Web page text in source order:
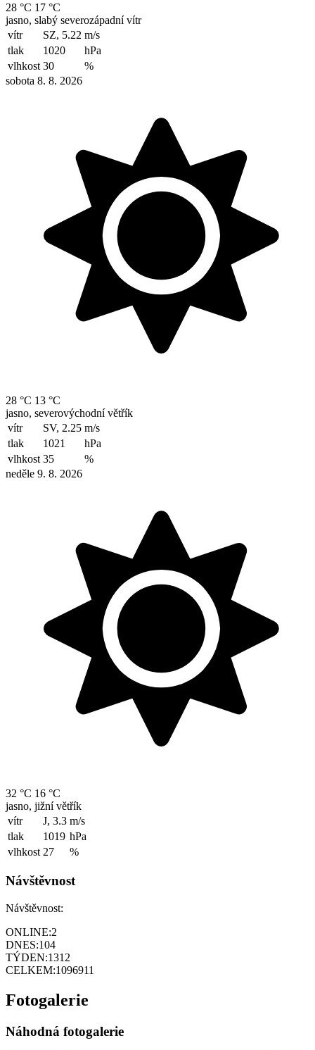
28 °C 17 °C
jasno, slabý severozápadní vítr
vítr
SZ, 5.22 m/s
tlak
1020
hPa
vlhkost 30
%
sobota 8. 8. 2026
28 °C 13 °C
jasno, severovýchodní větřík
vítr
SV, 2.25 m/s
tlak
1021
hPa
vlhkost 35
%
neděle 9. 8. 2026
32 °C 16 °C
jasno, jižní větřík
vítr
J, 3.3 m/s
tlak
1019 hPa
vlhkost 27 %
Návštěvnost
Návštěvnost:
ONLINE:2
DNES:104
TÝDEN:1312
CELKEM:1096911
Fotogalerie
Náhodná fotogalerie